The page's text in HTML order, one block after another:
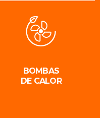
BOMBAS
DE CALOR